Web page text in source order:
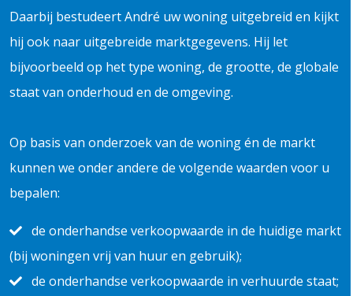
Daarbij bestudeert André uw woning uitgebreid en kijkt
hij ook naar uitgebreide marktgegevens. Hij let
bijvoorbeeld op het type woning, de grootte, de globale
staat van onderhoud en de omgeving.
Op basis van onderzoek van de woning én de markt
kunnen we onder andere de volgende waarden voor u
bepalen:
de onderhandse verkoopwaarde in de huidige markt
(bij woningen vrij van huur en gebruik);
de onderhandse verkoopwaarde in verhuurde staat;